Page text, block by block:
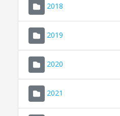
2018
2019
2020
2021